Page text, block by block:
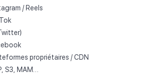
/ Reels
propriétaires / CDN
S3, MAM…